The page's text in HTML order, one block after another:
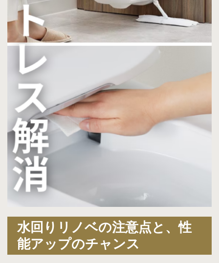
水回りリノベの注意点と、性
能アップのチャンス